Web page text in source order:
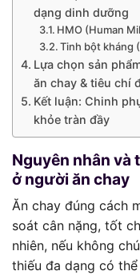
dạng dinh dưỡng
HMO (Human
Tinh bột kháng
Lựa chọn sản
ăn chay & tiêu chí
Kết luận: Chinh
khỏe tràn đầy
Nguyên nhân và
ở người ăn chay
Ăn chay đúng cách
soát cân nặng, tốt
nhiên, nếu không
thiếu đa dạng có